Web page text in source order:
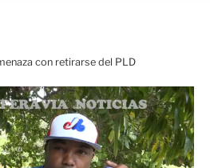
con retirarse del PLD